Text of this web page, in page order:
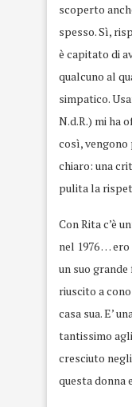
scoperto
spesso. Sì,
è capitato di
qualcuno al
simpatico.
N.d.R.) mi ha
così, vengono
chiaro: una
pulita la
Con Rita c’è
nel 1976 …
un suo
riuscito a
casa sua. E’
tantissimo
cresciuto
questa donna